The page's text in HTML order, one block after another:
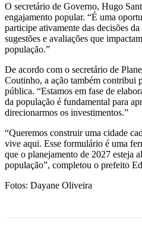
O secretário de Governo, Hugo
engajamento popular. “É uma
participe ativamente das decisões
sugestões e avaliações que
população.”
De acordo com o secretário de
Coutinho, a ação também contribui
pública. “Estamos em fase de
da população é fundamental para
direcionarmos os investimentos.”
“Queremos construir uma cidade
vive aqui. Esse formulário é uma
que o planejamento de 2027 esteja
população”, completou o prefeito
Fotos: Dayane Oliveira